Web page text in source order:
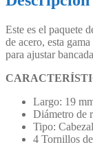
:
cantidad
Este es el paquete
de acero, esta
para ajustar
Largo: 19
Diámetro de
Tipo:
4 Tornillos